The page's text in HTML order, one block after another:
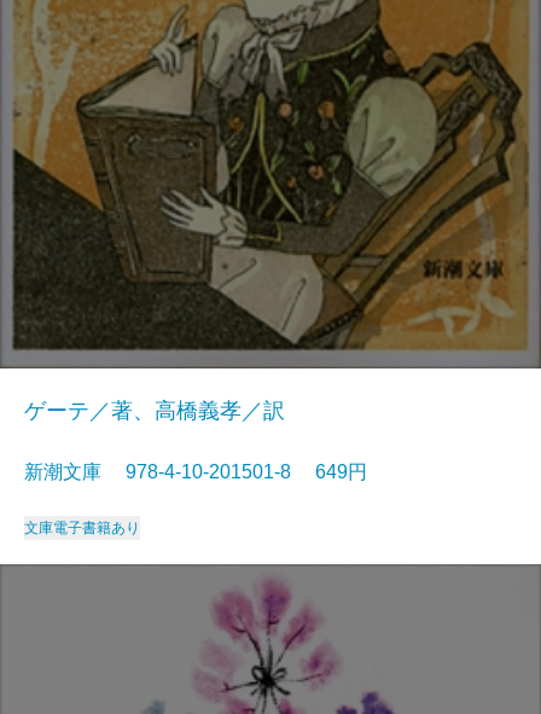
ゲーテ／著、高橋義孝／訳
新潮文庫 978-4-10-201501-8 649円
文庫電子書籍あり